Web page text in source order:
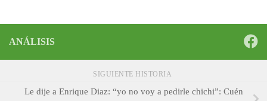
ANÁLISIS
SIGUIENTE HISTORIA
Le dije a Enrique Diaz: “yo no voy a pedirle chichi”: Cuén